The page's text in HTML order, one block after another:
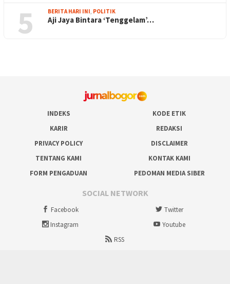
5 BERITA HARI INI, POLITIK
Aji Jaya Bintara ‘Tenggelam’…
INDEKS
KODE ETIK
KARIR
REDAKSI
PRIVACY POLICY
DISCLAIMER
TENTANG KAMI
KONTAK KAMI
FORM PENGADUAN
PEDOMAN MEDIA SIBER
SOCIAL NETWORK
Facebook
Twitter
Instagram
Youtube
RSS